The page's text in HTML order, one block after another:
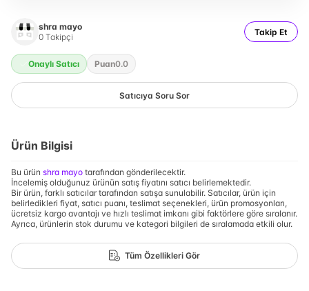
shra mayo
0 Takipçi Takip Et
Onaylı Satıcı Puan0.0
Satıcıya Soru Sor
Ürün Bilgisi
Bu ürün shra mayo tarafından gönderilecektir.
İncelemiş olduğunuz ürünün satış fiyatını satıcı belirlemektedir.
Bir ürün, farklı satıcılar tarafından satışa sunulabilir. Satıcılar, ürün için
belirledikleri fiyat, satıcı puanı, teslimat seçenekleri, ürün promosyonları,
ücretsiz kargo avantajı ve hızlı teslimat imkanı gibi faktörlere göre sıralanır.
Ayrıca, ürünlerin stok durumu ve kategori bilgileri de sıralamada etkili olur.
Tüm Özellikleri Gör